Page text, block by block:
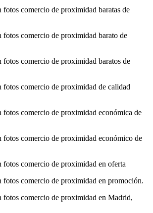
fotos comercio de proximidad baratas de
fotos comercio de proximidad barato de
fotos comercio de proximidad baratos de
fotos comercio de proximidad de calidad
fotos comercio de proximidad económica de
fotos comercio de proximidad económico de
fotos comercio de proximidad en oferta
fotos comercio de proximidad en promoción.
fotos comercio de proximidad en Madrid,